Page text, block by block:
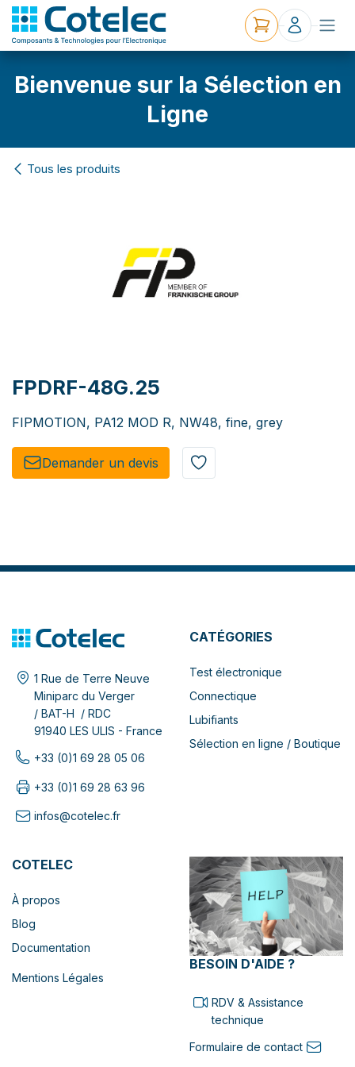
Bienvenue sur la Sélection en
Ligne
Tous les produits
FPDRF-48G.25
FIPMOTION, PA12 MOD R, NW48, fine, grey
Demander un de​​vis​​
1 Rue de Terre Neuve
Miniparc du Verger
/ BAT-H / RDC
91940 LES ULIS - France
+33 (0)1 69 28 05 06
+33 (0)1 69 28 63 96
infos@cotelec.fr
CATÉGORIES
Test électronique
Connectique
Lubifiants
Sélection en ligne / Boutique
COTELEC
À propos
Blog
Documentation
Mentions Légales
BESOIN D'AIDE ?
RDV & Assistance
technique
Formulaire de contact